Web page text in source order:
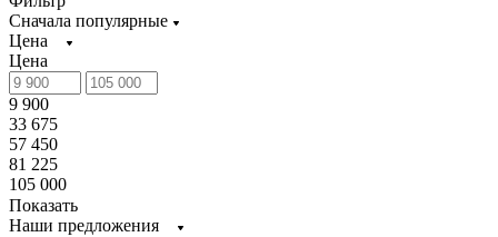
Сначала популярные
Цена
Цена
9 900
33 675
57 450
81 225
105 000
Показать
Наши предложения